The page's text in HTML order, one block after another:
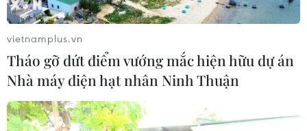
vietnamplus.vn
Tháo gỡ dứt điểm vướng mắc hiện hữu dự án
Nhà máy điện hạt nhân Ninh Thuận